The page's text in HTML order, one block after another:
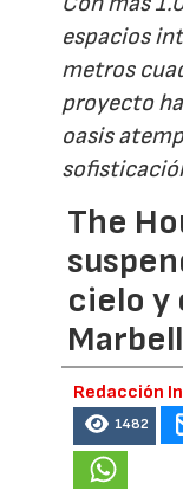
espacios
metros
proyecto
oasis
The
cielo y
Redacción
1482